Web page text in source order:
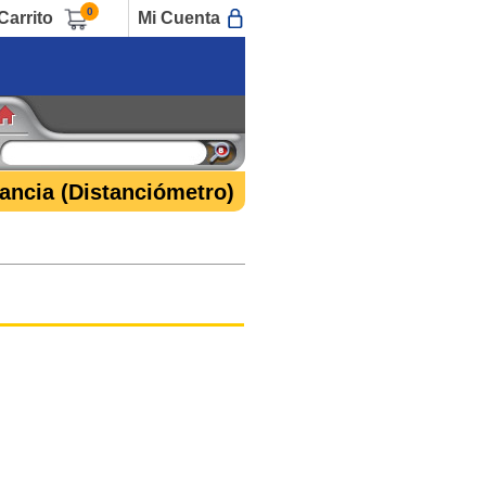
0 Mi Cuenta
(Distanciómetro)